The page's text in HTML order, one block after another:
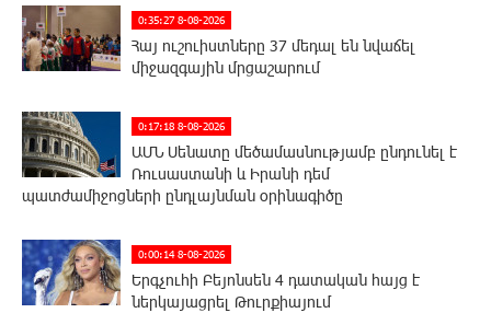
0:35:27 8-08-2026
Հայ ուշուիստները 37 մեդալ են նվաճել
միջազգային մրցաշարում
0:17:18 8-08-2026
ԱՄՆ Սենատը մեծամասնությամբ ընդունել է
Ռուսաստանի և Իրանի դեմ
պատժամիջոցների ընդլայնման օրինագիծը
0:00:14 8-08-2026
Երգչուհի Բեյոնսեն ​​4 դատական հայց է
ներկայացրել Թուրքիայում